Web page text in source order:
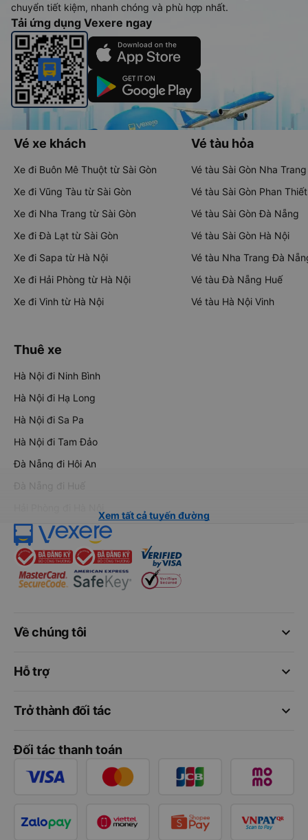
chuyển tiết kiệm, nhanh chóng và phù hợp nhất.
Tải ứng dụng Vexere ngay
Vé xe khách
Xe đi Buôn Mê Thuột từ Sài Gòn
Xe đi Vũng Tàu từ Sài Gòn
Xe đi Nha Trang từ Sài Gòn
Xe đi Đà Lạt từ Sài Gòn
Xe đi Sapa từ Hà Nội
Xe đi Hải Phòng từ Hà Nội
Xe đi Vinh từ Hà Nội
Vé tàu hỏa
Vé tàu Sài Gòn Nha Trang
Vé tàu Sài Gòn Phan Thiết
Vé tàu Sài Gòn Đà Nẵng
Vé tàu Sài Gòn Hà Nội
Vé tàu Nha Trang Đà
Vé tàu Đà Nẵng Huế
Vé tàu Hà Nội Vinh
Thuê xe
Hà Nội đi Ninh Bình
Hà Nội đi Hạ Long
Hà Nội đi Sa Pa
Hà Nội đi Tam Đảo
Đà Nẵng đi Hội An
Đà Nẵng đi Huế
Xem tất cả tuyến đường
keyboard_arrow_down
Về chúng tôi
keyboard_arrow_down
Hỗ trợ
keyboard_arrow_down
Trở thành đối tác
Đối tác thanh toán